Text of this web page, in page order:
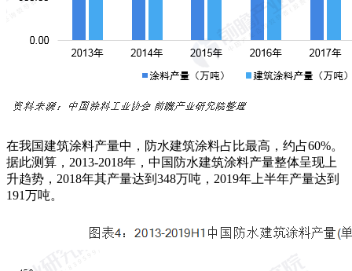
在我国建筑涂料产量中，防水建筑涂料占比最高，约占60%。
据此测算，2013-2018年，中国防水建筑涂料产量整体呈现上
升趋势，2018年其产量达到348万吨，2019年上半年产量达到
191万吨。